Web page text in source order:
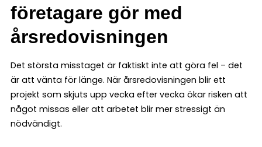
företagare gör med
årsredovisningen
Det största misstaget är faktiskt inte att göra fel – det
är att vänta för länge. När årsredovisningen blir ett
projekt som skjuts upp vecka efter vecka ökar risken att
något missas eller att arbetet blir mer stressigt än
nödvändigt.